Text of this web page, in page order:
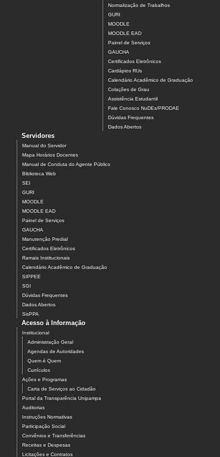
Normalização de Trabalhos
GURI
MOODLE
MOODLE EAD
Painel de Serviços
GAUCHA
Certificados Eletrônicos
Cardápios RUs
Calendário Acadêmico de Graduação
Colações de Grau
Assistência Estudantil
Fale Conosco NuDEs/PRODAE
Dúvidas Frequentes
Dados Abertos
Servidores
Manual do Servidor
Mapa Horários Docentes
Manual de Conduta do Agente Público
Biblioteca Web
SEI
GURI
MOODLE
MOODLE EAD
Painel de Serviços
GAUCHA
Manutenção Predial
Certificados Eletrônicos
Ramais Institucionais
Calendário Acadêmico de Graduação
SIPPEE
SGI
Dúvidas Frequentes
Dados Abertos
SisPPA
Acesso à Informação
Institucional
Administração Geral
Agendas de Autoridades
Quem é Quem
Currículos
Ações e Programas
Carta de Serviços ao Cidadão
Portal da Transparência Unipampa
Auditorias
Instruções Normativas
Participação Social
Convênios e Transferências
Receitas e Despesas
Licitações e Contratos